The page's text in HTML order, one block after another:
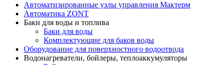
Автоматизированные узлы управления Мактерм
Автоматика ZONT
Баки для воды и топлива
Баки для воды
Комплектующие для баков воды
Оборудование для поверхностного водоотвода
Водонагреватели, бойлеры, теплоаккумуляторы